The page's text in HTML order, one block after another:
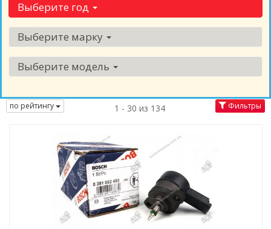
Выберите год
Выберите марку
Выберите модель
по рейтингу 1 - 30 из 134 Фильтры